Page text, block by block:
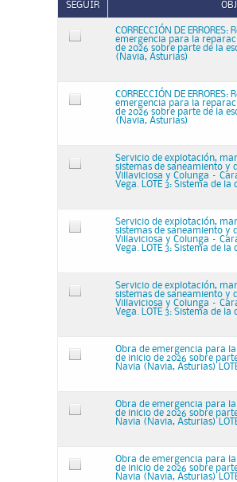
SEGUIR
CORRECCIÓN DE
emergencia para la
de 2026 sobre parte de la
(Navia, Asturias)
CORRECCIÓN DE
emergencia para la
de 2026 sobre parte de la
(Navia, Asturias)
Servicio de explotación,
sistemas de saneamiento y
Villaviciosa y Colunga –
Vega. LOTE 3: Sistema de
Servicio de explotación,
sistemas de saneamiento y
Villaviciosa y Colunga –
Vega. LOTE 3: Sistema de
Servicio de explotación,
sistemas de saneamiento y
Villaviciosa y Colunga –
Vega. LOTE 3: Sistema de
Obra de emergencia para
de inicio de 2026 sobre
Navia (Navia, Asturias)
Obra de emergencia para
de inicio de 2026 sobre
Navia (Navia, Asturias)
Obra de emergencia para
de inicio de 2026 sobre
Navia (Navia, Asturias) LOTE